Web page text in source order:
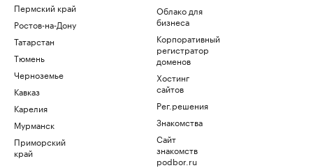
Пермский край
Ростов-на-Дону
Татарстан
Тюмень
Черноземье
Кавказ
Карелия
Мурманск
Приморский
край
Облако для
бизнеса
Корпоративный
регистратор
доменов
Хостинг
сайтов
Рег.решения
Знакомства
Сайт
знакомств
podbor.ru